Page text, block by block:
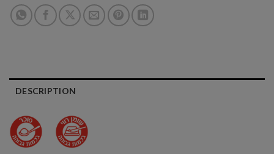
DESCRIPTION